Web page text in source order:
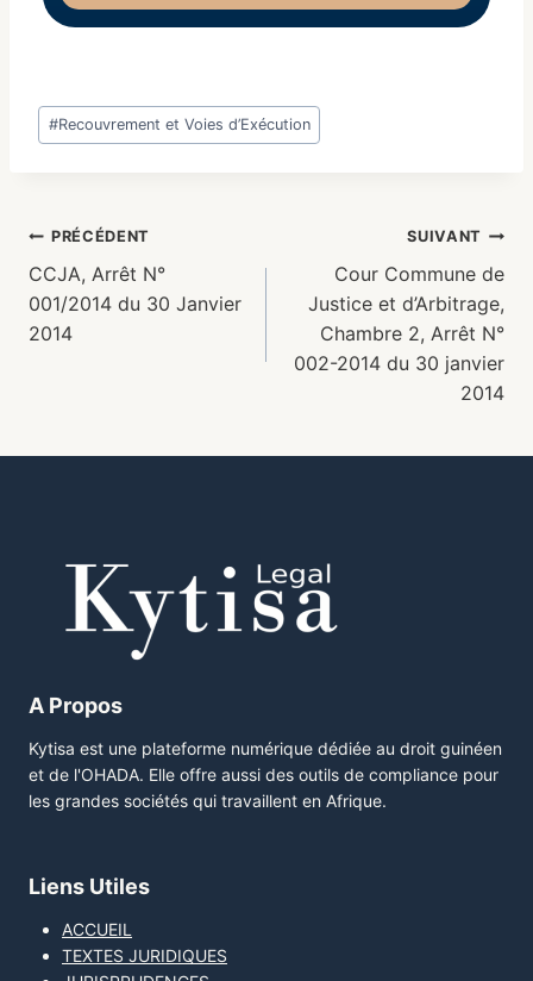
#Recouvrement et Voies d’Exécution
PRÉCÉDENT
CCJA, Arrêt N°
001/2014 du 30 Janvier
2014
SUIVANT
Cour Commune de
Justice et d’Arbitrage,
Chambre 2, Arrêt N°
002-2014 du 30 janvier
2014
A Propos
Kytisa est une plateforme numérique dédiée au droit guinéen
et de l'OHADA. Elle offre aussi des outils de compliance pour
les grandes sociétés qui travaillent en Afrique.
Liens Utiles
ACCUEIL
TEXTES JURIDIQUES